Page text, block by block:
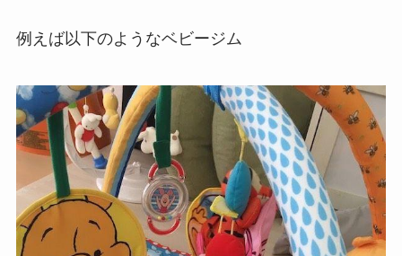
例えば以下のようなベビージム